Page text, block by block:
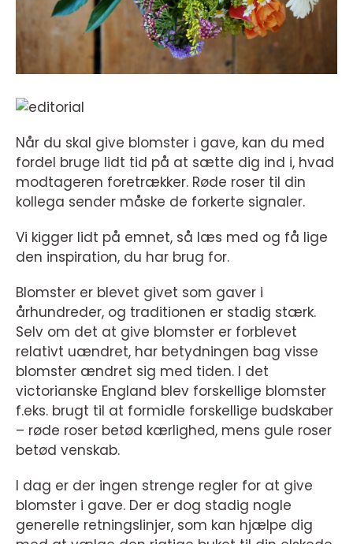
Når du skal give blomster i gave, kan du med
fordel bruge lidt tid på at sætte dig ind i, hvad
modtageren foretrækker. Røde roser til din
kollega sender måske de forkerte signaler.
Vi kigger lidt på emnet, så læs med og få lige
den inspiration, du har brug for.
Blomster er blevet givet som gaver i
århundreder, og traditionen er stadig stærk.
Selv om det at give blomster er forblevet
relativt uændret, har betydningen bag visse
blomster ændret sig med tiden. I det
victorianske England blev forskellige blomster
f.eks. brugt til at formidle forskellige budskaber
– røde roser betød kærlighed, mens gule roser
betød venskab.
I dag er der ingen strenge regler for at give
blomster i gave. Der er dog stadig nogle
generelle retningslinjer, som kan hjælpe dig